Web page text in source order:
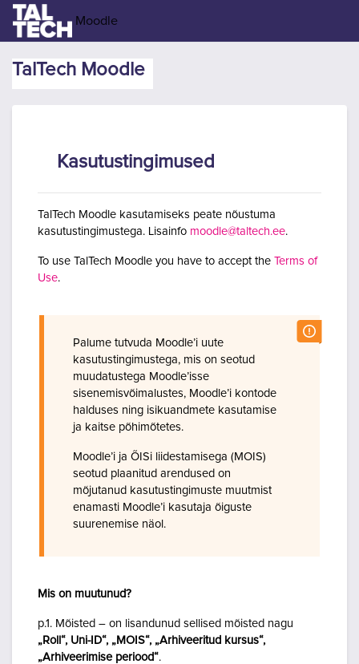
Jäta vahele peasisuni
Moodle
TalTech Moodle
Kasutustingimused
TalTech Moodle kasutamiseks peate nõustuma
kasutustingimustega. Lisainfo moodle@taltech.ee.
To use TalTech Moodle you have to accept the Terms of
Use.
Palume tutvuda Moodle’i uute
kasutustingimustega, mis on seotud
muudatustega Moodle’isse
sisenemisvõimalustes, Moodle’i kontode
halduses ning isikuandmete kasutamise
ja kaitse põhimõtetes.
Moodle’i ja ÕISi liidestamisega (MOIS)
seotud plaanitud arendused on
mõjutanud kasutustingimuste muutmist
enamasti Moodle’i kasutaja õiguste
suurenemise näol.
Mis on muutunud?
p.1. Mõisted – on lisandunud sellised mõisted nagu
„Roll“, Uni-ID“, „MOIS“, „Arhiveeritud kursus“,
„Arhiveerimise periood“.